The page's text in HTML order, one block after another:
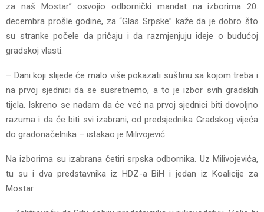
za naš Mostar” osvojio odbornički mandat na izborima 20.
decembra prošle godine, za “Glas Srpske” kaže da je dobro što
su stranke počele da pričaju i da razmjenjuju ideje o budućoj
gradskoj vlasti.
– Dani koji slijede će malo više pokazati suštinu sa kojom treba i
na prvoj sjednici da se susretnemo, a to je izbor svih gradskih
tijela. Iskreno se nadam da će već na prvoj sjednici biti dovoljno
razuma i da će biti svi izabrani, od predsjednika Gradskog vijeća
do gradonačelnika – istakao je Milivojević.
Na izborima su izabrana četiri srpska odbornika. Uz Milivojevića,
tu su i dva predstavnika iz HDZ-a BiH i jedan iz Koalicije za
Mostar.